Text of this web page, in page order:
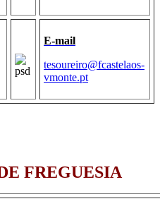
E-mail
tesoureiro@fcastelaos-
vmonte.pt
FREGUESIA